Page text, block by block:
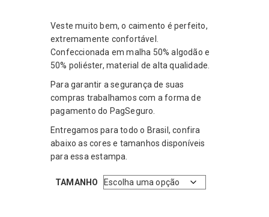
original
R$199,99.
atual
é:
R$119,99.
Veste muito bem, o caimento é perfeito,
extremamente confortável.
Confeccionada em malha 50% algodão e
50% poliéster, material de alta qualidade.
Para garantir a segurança de suas
compras trabalhamos com a forma de
pagamento do PagSeguro.
Entregamos para todo o Brasil, confira
abaixo as cores e tamanhos disponíveis
para essa estampa.
TAMANHO